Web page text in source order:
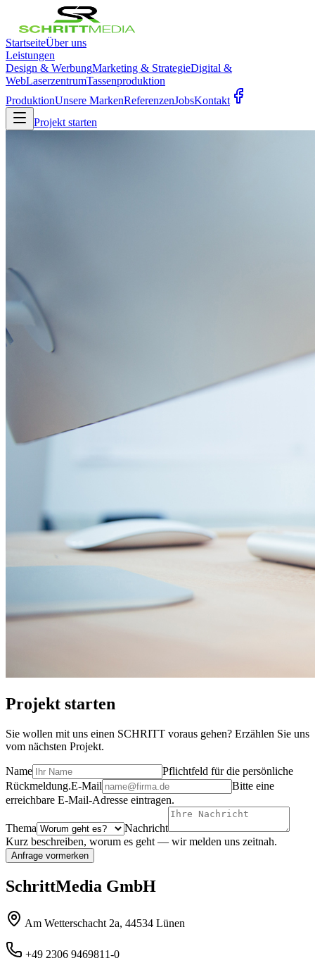
StartseiteÜber uns
Leistungen
Design & WerbungMarketing & StrategieDigital &
WebLaserzentrumTassenproduktion
ProduktionUnsere MarkenReferenzenJobsKontakt
Projekt starten
Projekt starten
Sie wollen mit uns einen SCHRITT voraus gehen? Erzählen Sie uns
vom nächsten Projekt.
Name
Pflichtfeld für die persönliche
Rückmeldung.E-Mail
Bitte eine
erreichbare E-Mail-Adresse eintragen.
Thema
Nachricht
Kurz beschreiben, worum es geht — wir melden uns zeitnah.
Anfrage vormerken
SchrittMedia GmbH
Am Wetterschacht 2a, 44534 Lünen
+49 2306 9469811-0